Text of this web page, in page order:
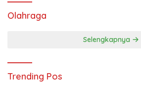
Olahraga
Selengkapnya
Trending Pos